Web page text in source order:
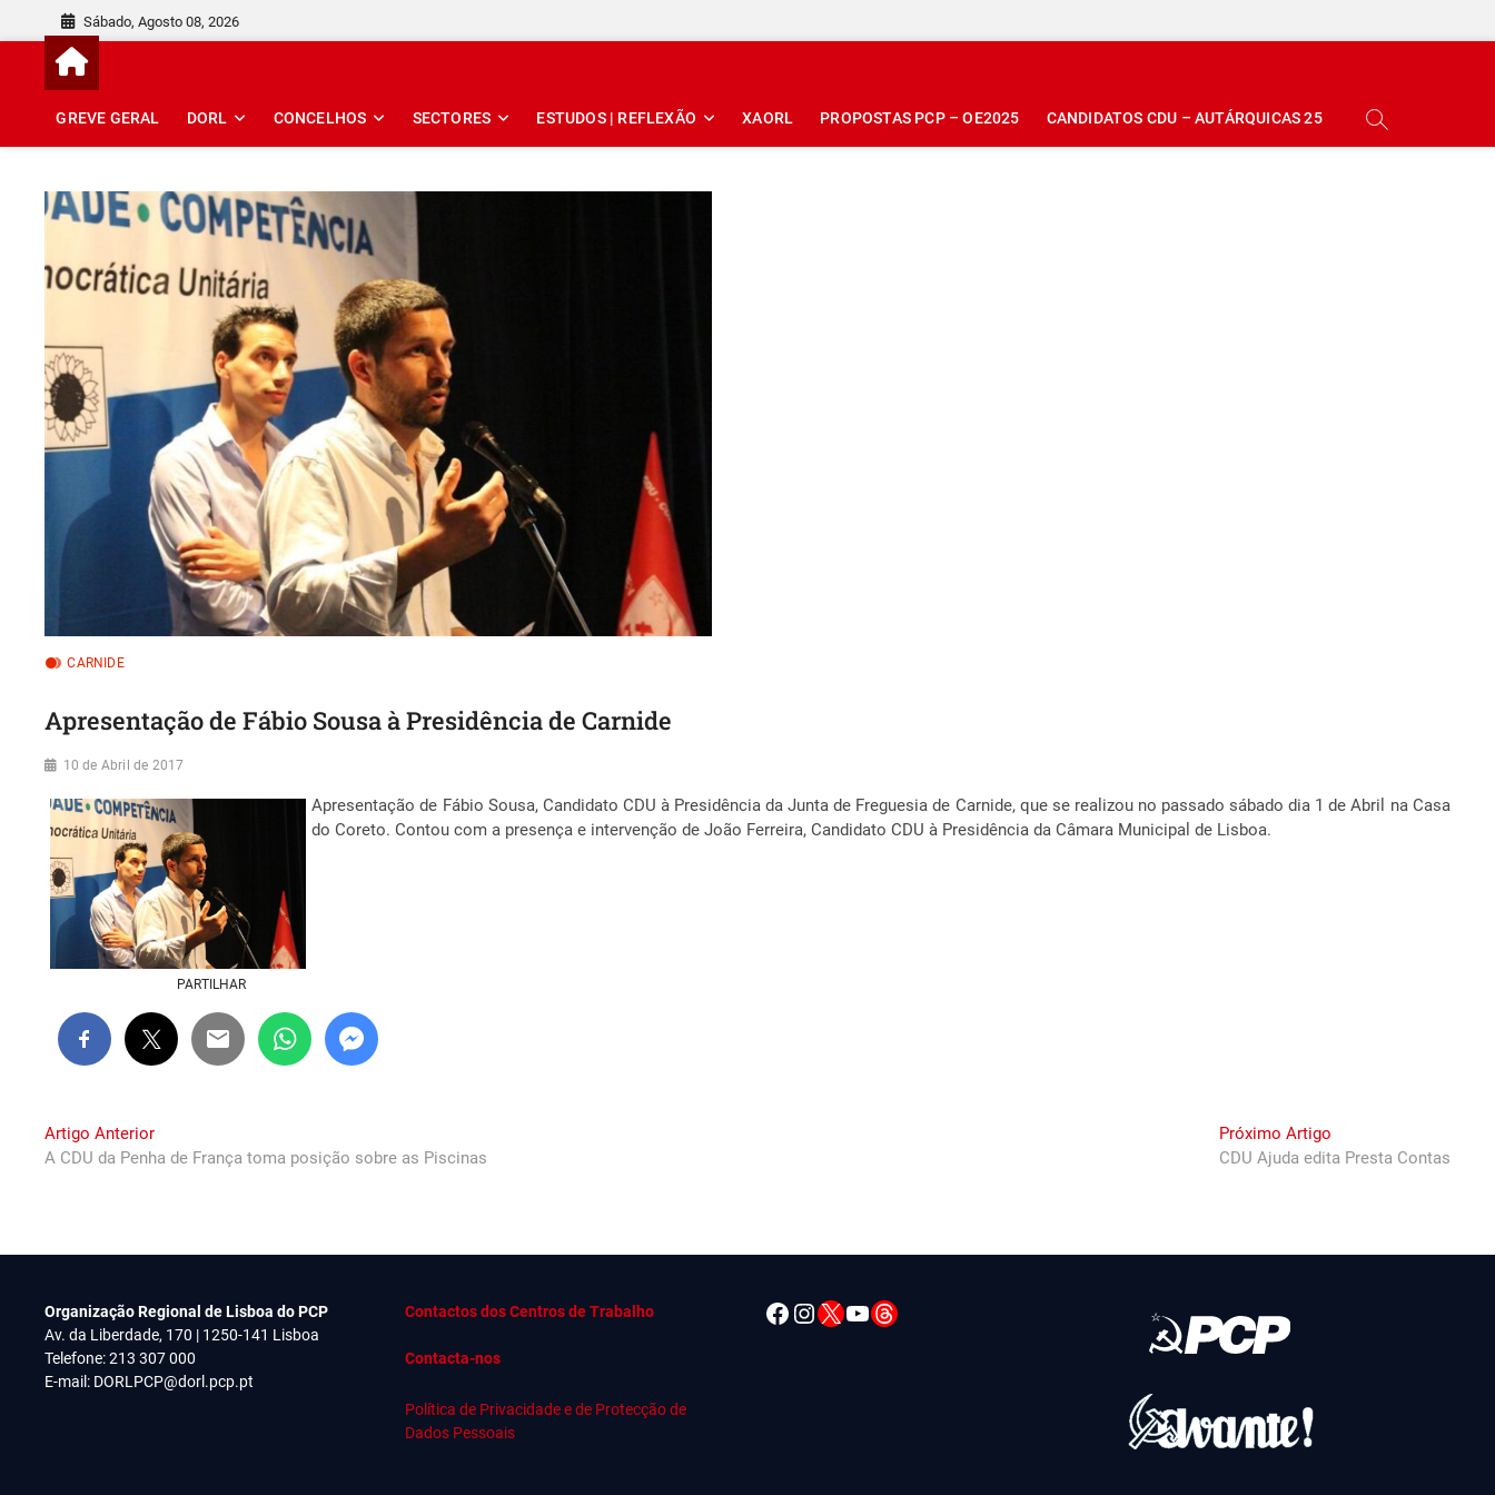
content
Sábado, Agosto 08, 2026
GREVE GERAL DORL CONCELHOS SECTORES ESTUDOS | REFLEXÃO XAORL PROPOSTAS PCP – OE2025 CANDIDATOS CDU – AUTÁRQUICAS 25
CARNIDE
Apresentação de Fábio Sousa à Presidência de Carnide
10 de Abril de 2017
Apresentação de Fábio Sousa, Candidato CDU à Presidência da Junta de Freguesia de Carnide, que se realizou no passado sábado dia 1 de Abril na Casa
do Coreto. Contou com a presença e intervenção de João Ferreira, Candidato CDU à Presidência da Câmara Municipal de Lisboa.
PARTILHAR
Navegação
de
Artigo AnteriorPrevious
post:
A CDU da Penha de França toma posição sobre as Piscinas
Próximo ArtigoNext
post:
CDU Ajuda edita Presta Contas
Organização Regional de Lisboa do PCP
Av. da Liberdade, 170 | 1250-141 Lisboa
Telefone: 213 307 000
E-mail: DORLPCP@dorl.pcp.pt
Contactos dos Centros de Trabalho
Contacta-nos
Política de Privacidade e de Protecção de
Dados Pessoais
Facebook
Instagram
X YouTube
Threads